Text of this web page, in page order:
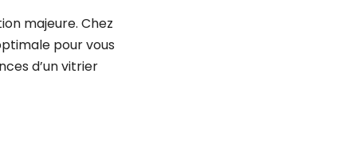
majeure. Chez
pour vous
d’un vitrier